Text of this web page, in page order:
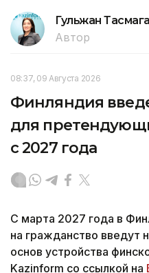
Гульжан
Автор
Финляндия
для
с 2027 года
С марта 2027 года в
на гражданство введут
основ устройства
Kazinform со ссылкой на